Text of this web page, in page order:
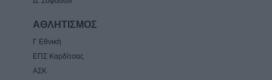
ΑΘΛΗΤΙΣΜΟΣ
Γ Εθνική
ΕΠΣ Καρδίτσας
ΑΣΚ